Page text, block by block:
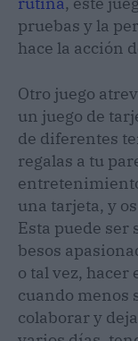
pruebas y la
hace la acción
Otro juego
un juego de
de diferentes
regalas a tu
una tarjeta, y
Esta puede
besos
o tal vez,
cuando menos
colaborar y